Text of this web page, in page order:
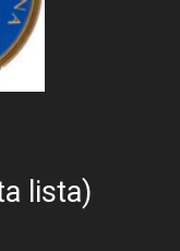
lista)